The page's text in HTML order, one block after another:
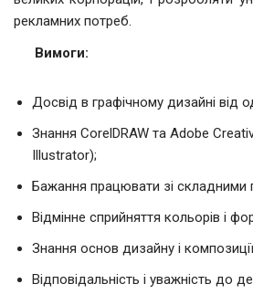
рекламних потреб.
Вимоги:
Досвід в графічному дизайні від
Знання CorelDRAW та Adobe
Illustrator);
Бажання працювати зі складними
Відмінне сприйняття кольорів і
Знання основ дизайну і
Відповідальність і уважність до